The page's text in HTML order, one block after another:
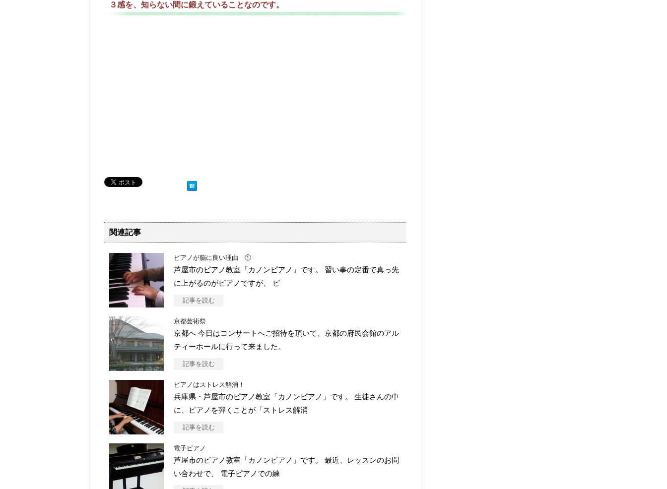
３感を、知らない間に鍛えていることなのです。
関連記事
ピアノが脳に良い理由 ①
芦屋市のピアノ教室「カノンピアノ」です。 習い事の定番で真っ先
に上がるのがピアノですが、 ピ
記事を読む
京都芸術祭
京都へ 今日はコンサートへご招待を頂いて、京都の府民会館のアル
ティーホールに行って来ました。
記事を読む
ピアノはストレス解消！
兵庫県・芦屋市のピアノ教室「カノンピアノ」です。 生徒さんの中
に、ピアノを弾くことが「ストレス解消
記事を読む
電子ピアノ
芦屋市のピアノ教室「カノンピアノ」です。 最近、レッスンのお問
い合わせで、 電子ピアノでの練